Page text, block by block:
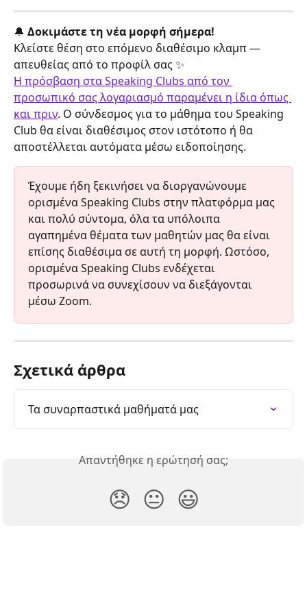
🔔 Δοκιμάστε τη νέα μορφή σήμερα!
Κλείστε θέση στο επόμενο διαθέσιμο κλαμπ —
απευθείας από το προφίλ σας ✨
Η πρόσβαση στα Speaking Clubs από τον
προσωπικό σας λογαριασμό παραμένει η ίδια όπως
και πριν. Ο σύνδεσμος για το μάθημα του Speaking
Club θα είναι διαθέσιμος στον ιστότοπο ή θα
αποστέλλεται αυτόματα μέσω ειδοποίησης.
Έχουμε ήδη ξεκινήσει να διοργανώνουμε
ορισμένα Speaking Clubs στην πλατφόρμα μας
και πολύ σύντομα, όλα τα υπόλοιπα
αγαπημένα θέματα των μαθητών μας θα είναι
επίσης διαθέσιμα σε αυτή τη μορφή. Ωστόσο,
ορισμένα Speaking Clubs ενδέχεται
προσωρινά να συνεχίσουν να διεξάγονται
μέσω Zoom.
Σχετικά άρθρα
Τα συναρπαστικά μαθήματά μας
Απαντήθηκε η ερώτησή σας;
😞 😐 😃